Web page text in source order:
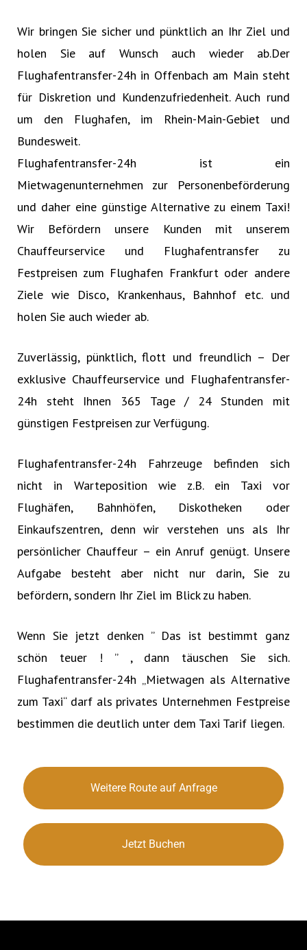
Wir bringen Sie sicher und pünktlich an Ihr Ziel und
holen Sie auf Wunsch auch wieder ab.Der
Flughafentransfer-24h in Offenbach am Main steht
für Diskretion und Kundenzufriedenheit. Auch rund
um den Flughafen, im Rhein-Main-Gebiet und
Bundesweit.
Flughafentransfer-24h ist ein
Mietwagenunternehmen zur Personenbeförderung
und daher eine günstige Alternative zu einem Taxi!
Wir Befördern unsere Kunden mit unserem
Chauffeurservice und Flughafentransfer zu
Festpreisen zum Flughafen Frankfurt oder andere
Ziele wie Disco, Krankenhaus, Bahnhof etc. und
holen Sie auch wieder ab.
Zuverlässig, pünktlich, flott und freundlich – Der
exklusive Chauffeurservice und Flughafentransfer-
24h steht Ihnen 365 Tage / 24 Stunden mit
günstigen Festpreisen zur Verfügung.
Flughafentransfer-24h Fahrzeuge befinden sich
nicht in Warteposition wie z.B. ein Taxi vor
Flughäfen, Bahnhöfen, Diskotheken oder
Einkaufszentren, denn wir verstehen uns als Ihr
persönlicher Chauffeur – ein Anruf genügt. Unsere
Aufgabe besteht aber nicht nur darin, Sie zu
befördern, sondern Ihr Ziel im Blick zu haben.
Wenn Sie jetzt denken ” Das ist bestimmt ganz
schön teuer ! ” , dann täuschen Sie sich.
Flughafentransfer-24h „Mietwagen als Alternative
zum Taxi“ darf als privates Unternehmen Festpreise
bestimmen die deutlich unter dem Taxi Tarif liegen.
Weitere Route auf Anfrage
Jetzt Buchen